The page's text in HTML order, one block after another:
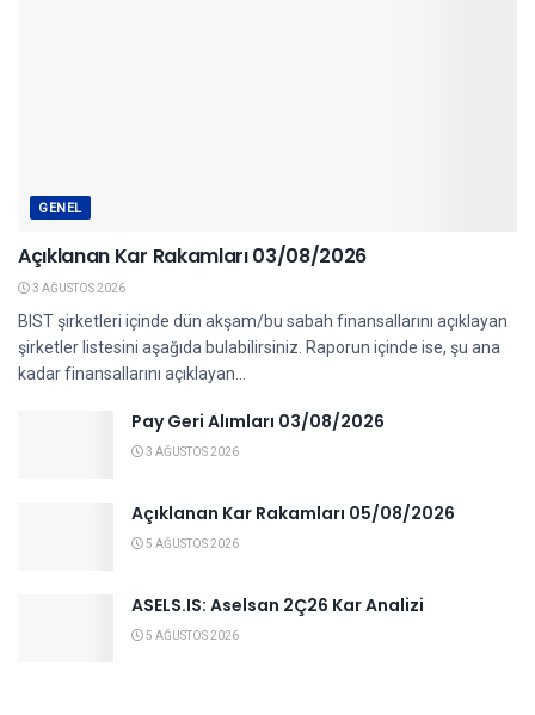
GENEL
Açıklanan Kar Rakamları 03/08/2026
3 AĞUSTOS 2026
BIST şirketleri içinde dün akşam/bu sabah finansallarını açıklayan
şirketler listesini aşağıda bulabilirsiniz. Raporun içinde ise, şu ana
kadar finansallarını açıklayan...
Pay Geri Alımları 03/08/2026
3 AĞUSTOS 2026
Açıklanan Kar Rakamları 05/08/2026
5 AĞUSTOS 2026
ASELS.IS: Aselsan 2Ç26 Kar Analizi
5 AĞUSTOS 2026